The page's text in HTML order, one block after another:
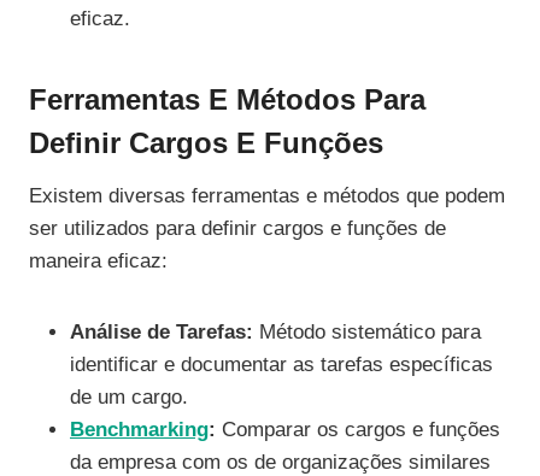
eficaz.
Ferramentas E Métodos Para
Definir Cargos E Funções
Existem diversas ferramentas e métodos que podem
ser utilizados para definir cargos e funções de
maneira eficaz:
Análise de Tarefas: Método sistemático para
identificar e documentar as tarefas específicas
de um cargo.
Benchmarking: Comparar os cargos e funções
da empresa com os de organizações similares